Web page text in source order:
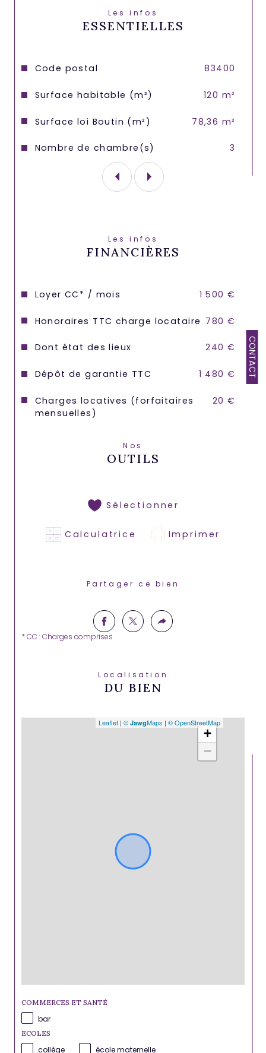
CONTACT
Les infos
ESSENTIELLES
Caractéristiques Valeurs
Code postal 83400
Surface habitable (m²) 120 m²
Surface loi Boutin (m²) 78,36 m²
Nombre de chambre(s) 3
Electricité et Eau "Individuel"
Les infos
FINANCIÈRES
Loyer CC* / mois 1 500 €
Honoraires TTC charge locataire 780 €
Dont état des lieux 240 €
Dépôt de garantie TTC 1 480 €
Charges locatives (forfaitaires
mensuelles)
20 €
Nos
OUTILS
Sélectionner
Calculatrice Imprimer
Partager ce bien
* CC : Charges comprises
Localisation
DU BIEN
+
−
Leaflet | © JawgMaps | © OpenStreetMap
COMMERCES ET SANTÉ
bar
ECOLES
collège école maternelle